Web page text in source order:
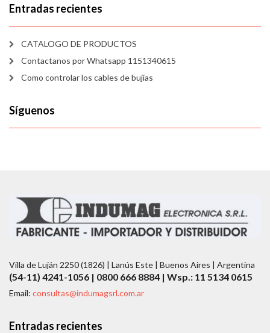
Entradas recientes
CATALOGO DE PRODUCTOS
Contactanos por Whatsapp 1151340615
Como controlar los cables de bujías
Síguenos
Villa de Luján 2250 (1826) | Lanús Este | Buenos Aires | Argentina
(54-11) 4241-1056 | 0800 666 8884 | Wsp.: 11 5134 0615
Email: consultas@indumagsrl.com.ar
Entradas recientes